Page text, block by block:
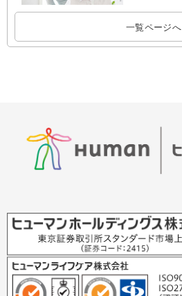
一覧ページへ